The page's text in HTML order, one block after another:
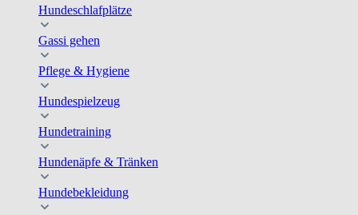
Hundeschlafplätze
Gassi gehen
Pflege & Hygiene
Hundespielzeug
Hundetraining
Hundenäpfe & Tränken
Hundebekleidung